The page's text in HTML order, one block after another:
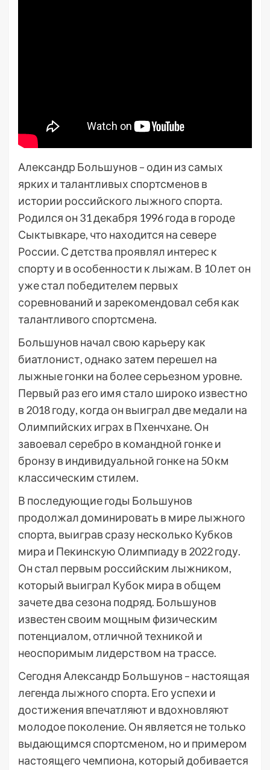
Александр Большунов – один из самых
ярких и талантливых спортсменов в
истории российского лыжного спорта.
Родился он 31 декабря 1996 года в городе
Сыктывкаре, что находится на севере
России. С детства проявлял интерес к
спорту и в особенности к лыжам. В 10 лет он
уже стал победителем первых
соревнований и зарекомендовал себя как
талантливого спортсмена.
Большунов начал свою карьеру как
биатлонист, однако затем перешел на
лыжные гонки на более серьезном уровне.
Первый раз его имя стало широко известно
в 2018 году, когда он выиграл две медали на
Олимпийских играх в Пхенчхане. Он
завоевал серебро в командной гонке и
бронзу в индивидуальной гонке на 50 км
классическим стилем.
В последующие годы Большунов
продолжал доминировать в мире лыжного
спорта, выиграв сразу несколько Кубков
мира и Пекинскую Олимпиаду в 2022 году.
Он стал первым российским лыжником,
который выиграл Кубок мира в общем
зачете два сезона подряд. Большунов
известен своим мощным физическим
потенциалом, отличной техникой и
неоспоримым лидерством на трассе.
Сегодня Александр Большунов – настоящая
легенда лыжного спорта. Его успехи и
достижения впечатляют и вдохновляют
молодое поколение. Он является не только
выдающимся спортсменом, но и примером
настоящего чемпиона, который добивается